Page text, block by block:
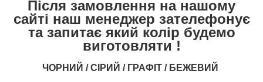
Після замовлення на нашому
сайті наш менеджер зателефонує
та запитає який колір будемо
виготовляти !
ЧОРНИЙ / СІРИЙ / ГРАФІТ / БЕЖЕВИЙ